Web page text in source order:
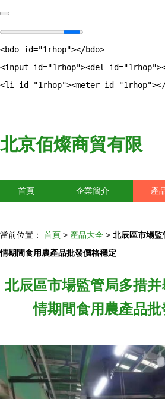
<bdo id="1rhop"></bdo>
<input id="1rhop"><del
<li id="1rhop"><meter
北京佰燦商貿有限
首頁 企業簡介 產
當前位置： 首頁 > 產品大全 > 北辰區市場
情期間食用農產品批發價格穩定
北辰區市場監管局多措
情期間食用農產品